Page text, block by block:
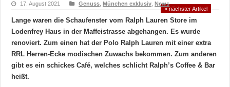
17. August 2021 Genuss ,München exklusiv ,News
» nächster Artikel
Lange waren die Schaufenster vom Ralph Lauren Store im
Lodenfrey Haus in der Maffeistrasse abgehangen. Es wurde
renoviert. Zum einen hat der Polo Ralph Lauren mit einer extra
RRL Herren-Ecke modischen Zuwachs bekommen. Zum anderen
gibt es ein schickes Café, welches schlicht Ralph’s Coffee & Bar
heißt.